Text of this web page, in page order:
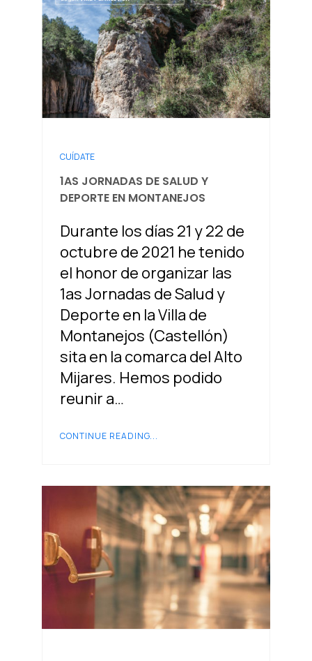
CUÍDATE
1AS JORNADAS DE SALUD Y
DEPORTE EN MONTANEJOS
Durante los días 21 y 22 de
octubre de 2021 he tenido
el honor de organizar las
1as Jornadas de Salud y
Deporte en la Villa de
Montanejos (Castellón)
sita en la comarca del Alto
Mijares. Hemos podido
reunir a…
CONTINUE READING...